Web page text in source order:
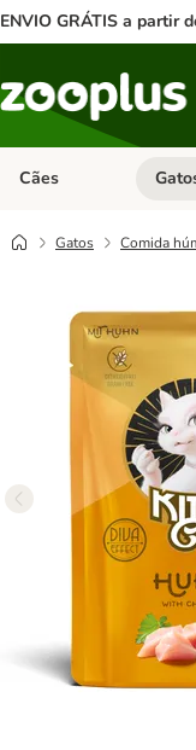
ENVIO GRÁTIS a partir
Cães Abrir
Gatos Comida